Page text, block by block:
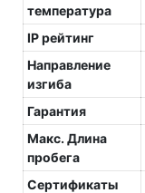
температура
IP рейтинг
Направление
изгиба
Гарантия
Макс. Длина
пробега
Сертификаты